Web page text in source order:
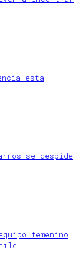
esta
se despide
femenino